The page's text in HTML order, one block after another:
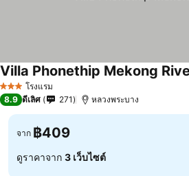
3 ดาว โรงแรม
Villa Phonethip Mekong
8.9 ดีเลิศ 271 หลวงพระบาง
จาก ฿409
ดูราคาจาก 3 เว็บไซต์